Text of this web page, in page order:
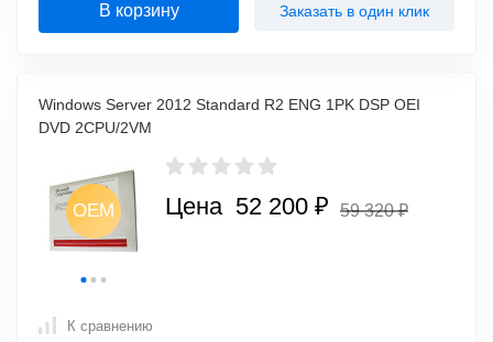
В корзину Заказать в один клик
Windows Server 2012 Standard R2 ENG 1PK DSP OEI
DVD 2CPU/2VM
OEM OEM
Цена 52 200 ₽ 59 320 ₽
К сравнению